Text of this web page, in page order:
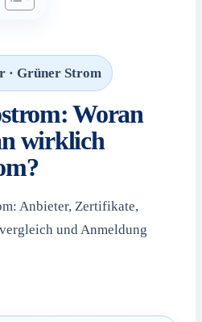
· Grüner Strom
Woran
wirklich
Anbieter, Zertifikate,
und Anmeldung